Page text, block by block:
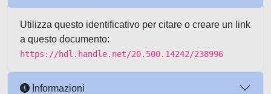
Utilizza questo identificativo per citare o creare un link
a questo documento:
https://hdl.handle.net/20.500.14242/238996
Informazioni